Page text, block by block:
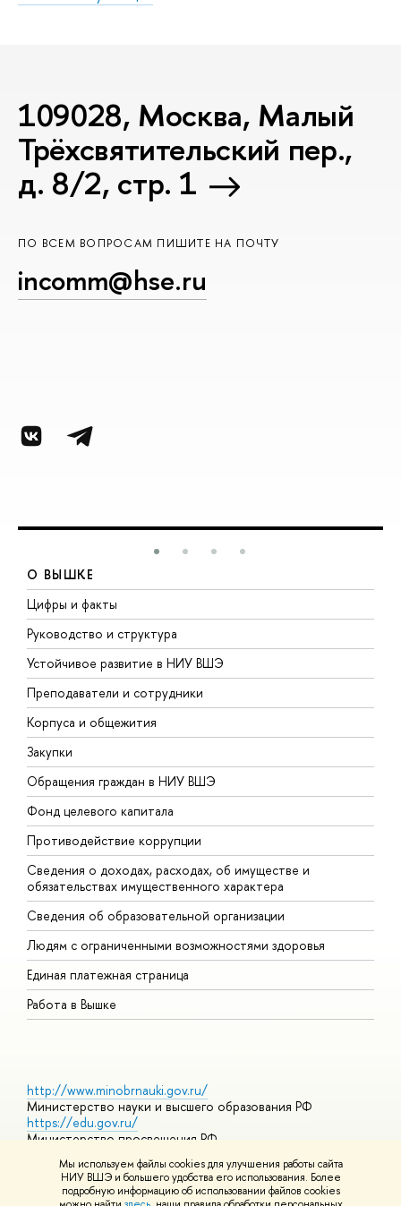
Мы используем файлы cookies для улучшения работы сайта
НИУ ВШЭ и большего удобства его использования. Более
подробную информацию об использовании файлов cookies
109028, Москва, Малый
Трёхсвятительский пер.,
д. 8/2, стр. 1
ПО ВСЕМ ВОПРОСАМ ПИШИТЕ НА ПОЧТУ
incomm@hse.ru
О ВЫШКЕ
Цифры и факты
Руководство и структура
Устойчивое развитие в НИУ ВШЭ
Преподаватели и сотрудники
Корпуса и общежития
Закупки
Обращения граждан в НИУ ВШЭ
Фонд целевого капитала
Противодействие коррупции
Сведения о доходах, расходах, об имуществе и
обязательствах имущественного характера
Сведения об образовательной организации
Людям с ограниченными возможностями здоровья
Единая платежная страница
Работа в Вышке
http://www.minobrnauki.gov.ru/
Министерство науки и высшего образования РФ
https://edu.gov.ru/
Министерство просвещения РФ
Массовые открытые онлайн-курсы